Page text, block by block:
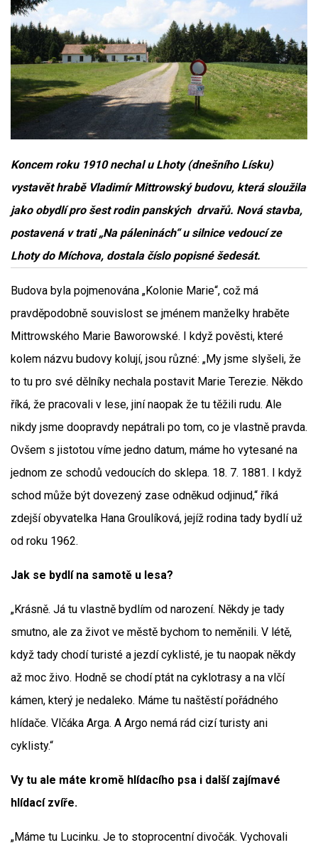
Koncem roku 1910 nechal u Lhoty (dnešního Lísku)
vystavět hrabě Vladimír Mittrowský budovu, která sloužila
jako obydlí pro šest rodin panských drvařů. Nová stavba,
postavená v trati „Na páleninách“ u silnice vedoucí ze
Lhoty do Míchova, dostala číslo popisné šedesát.
Budova byla pojmenována „Kolonie Marie“, což má
pravděpodobně souvislost se jménem manželky hraběte
Mittrowského Marie Baworowské. I když pověsti, které
kolem názvu budovy kolují, jsou různé: „My jsme slyšeli, že
to tu pro své dělníky nechala postavit Marie Terezie. Někdo
říká, že pracovali v lese, jiní naopak že tu těžili rudu. Ale
nikdy jsme doopravdy nepátrali po tom, co je vlastně pravda.
Ovšem s jistotou víme jedno datum, máme ho vytesané na
jednom ze schodů vedoucích do sklepa. 18. 7. 1881. I když
schod může být dovezený zase odněkud odjinud,“ říká
zdejší obyvatelka Hana Groulíková, jejíž rodina tady bydlí už
od roku 1962.
Jak se bydlí na samotě u lesa?
„Krásně. Já tu vlastně bydlím od narození. Někdy je tady
smutno, ale za život ve městě bychom to neměnili. V létě,
když tady chodí turisté a jezdí cyklisté, je tu naopak někdy
až moc živo. Hodně se chodí ptát na cyklotrasy a na vlčí
kámen, který je nedaleko. Máme tu naštěstí pořádného
hlídače. Vlčáka Arga. A Argo nemá rád cizí turisty ani
cyklisty.“
Vy tu ale máte kromě hlídacího psa i další zajímavé
hlídací zvíře.
„Máme tu Lucinku. Je to stoprocentní divočák. Vychovali